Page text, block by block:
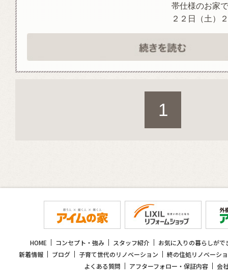
帯仕様のお家
２２日（土）
1
HOME コンセプト・強み スタッフ紹介
お気に入りの暮らしがで
新着情報
ブログ 子育て世代のリノベーション
終の住処リノベーシ
よくある質問
アフターフォロー・保証内容 会